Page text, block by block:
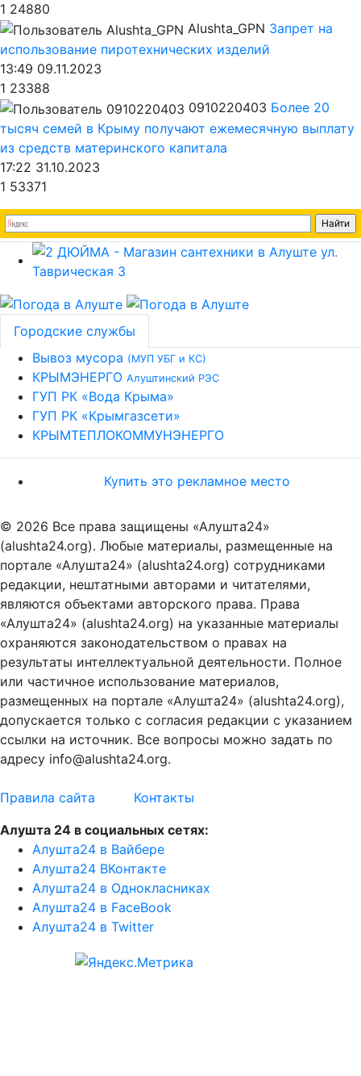
1 24880
Alushta_GPN Запрет на
использование пиротехнических изделий
13:49 09.11.2023
1 23388
0910220403 Более 20
тысяч семей в Крыму получают ежемесячную выплату
из средств материнского капитала
17:22 31.10.2023
1 53371
Городские службы
Вывоз мусора (МУП УБГ и КС)
КРЫМЭНЕРГО Алуштинский РЭС
ГУП РК «Вода Крыма»
ГУП РК «Крымгазсети»
КРЫМТЕПЛОКОММУНЭНЕРГО
Купить это рекламное место
© 2026 Все права защищены «Алушта24»
(alushta24.org). Любые материалы, размещенные на
портале «Алушта24» (alushta24.org) сотрудниками
редакции, нештатными авторами и читателями,
являются объектами авторского права. Права
«Алушта24» (alushta24.org) на указанные материалы
охраняются законодательством о правах на
результаты интеллектуальной деятельности. Полное
или частичное использование материалов,
размещенных на портале «Алушта24» (alushta24.org),
допускается только с согласия редакции с указанием
ссылки на источник. Все вопросы можно задать по
адресу info@alushta24.org.
Правила сайта
Контакты
Алушта 24 в социальных сетях:
Алушта24 в Вайбере
Алушта24 ВКонтакте
Алушта24 в Однокласниках
Алушта24 в FaceBook
Алушта24 в Twitter